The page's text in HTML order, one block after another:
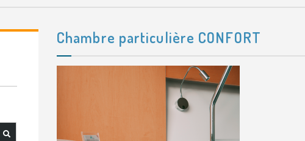
Chambre particulière CONFORT